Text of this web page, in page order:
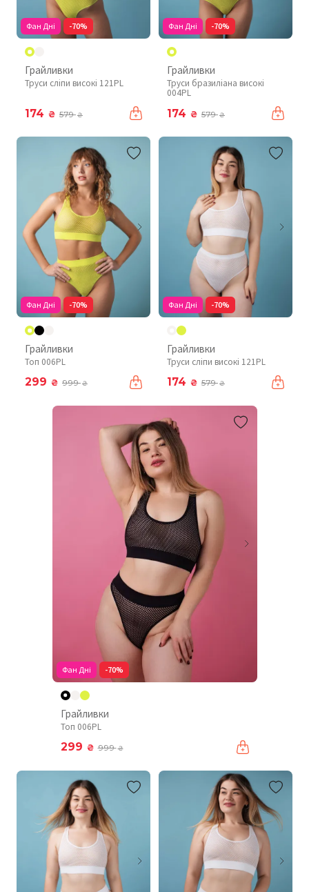
Фан Дні -70%
Грайливки
Труси сліпи високі 121PL
174 ₴ 579₴
Фан Дні -70%
Грайливки
Труси бразиліана високі
004PL
174 ₴ 579₴
Фан Дні -70%
Грайливки
Топ 006PL
299 ₴ 999₴
Фан Дні -70%
Грайливки
Труси сліпи високі 121PL
174 ₴ 579₴
Фан Дні -70%
Грайливки
Топ 006PL
299 ₴ 999₴